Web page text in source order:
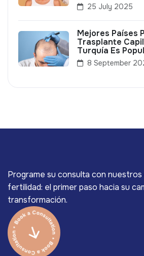
25 July 2025
Mejores Países
Trasplante
Turquía Es
8 September
Programe su consulta con
fertilidad: el primer paso hacia su
transformación.